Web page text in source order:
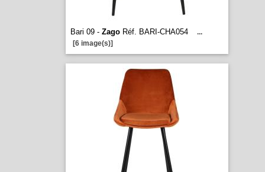
Bari 09 - ZagoRéf. BARI-CHA054
...
[6 image(s)]